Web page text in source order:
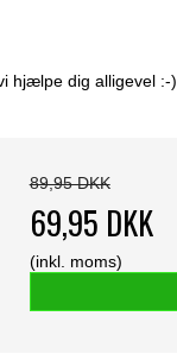
hjælpe dig alligevel :-)
89,95 DKK
69,95 DKK
(inkl. moms)